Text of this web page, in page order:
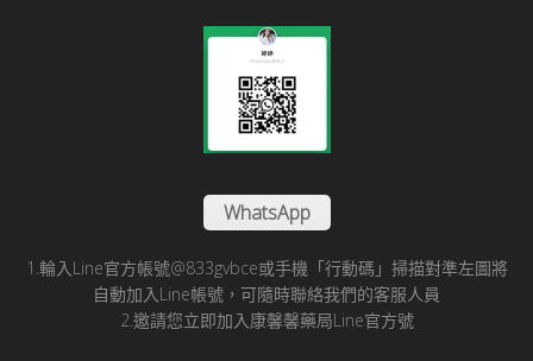
WhatsApp
1.輪入Line官方帳號@833gvbce或手機「行動碼」掃描對準左圖將
自動加入Line帳號，可隨時聯絡我們的客服人員
2.邀請您立即加入康馨馨藥局Line官方號